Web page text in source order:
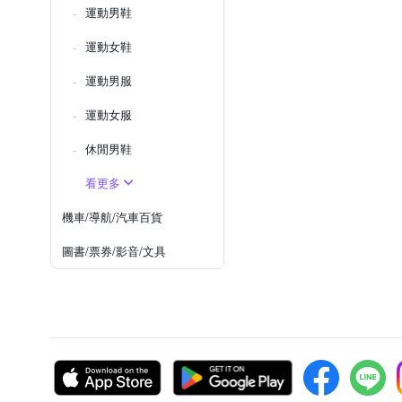
運動男鞋
運動女鞋
運動男服
運動女服
休閒男鞋
看更多
機車/導航/汽車百貨
圖書/票券/影音/文具